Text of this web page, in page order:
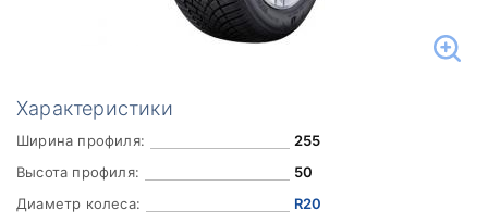
Характеристики
Ширина профиля:
255
Высота профиля:
50
Диаметр колеса:
R20